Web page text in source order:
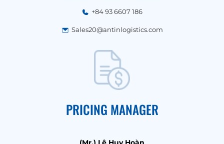
+84 93 6607 186
Sales20@antinlogistics.com
PRICING MANAGER